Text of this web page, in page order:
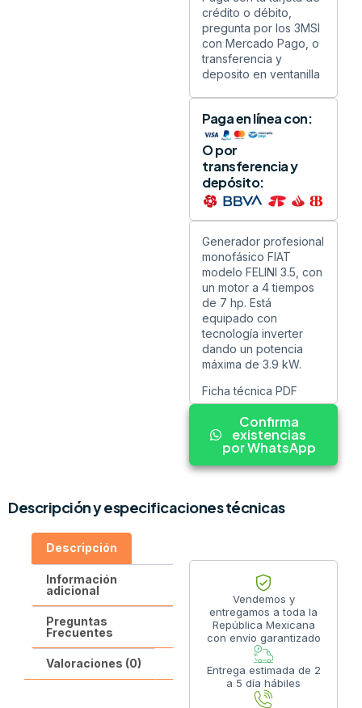
crédito o débito,
pregunta por los 3MSI
con Mercado Pago, o
transferencia y
deposito en ventanilla
Paga en línea con:
O por
transferencia y
depósito:
Generador profesional
monofásico FIAT
modelo FELINI 3.5, con
un motor a 4 tiempos
de 7 hp. Está
equipado con
tecnología inverter
dando un potencia
máxima de 3.9 kW.
Ficha técnica PDF
Confirma
existencias
por WhatsApp
Descripción y especificaciones técnicas
Descripción
Información
adicional
Preguntas
Frecuentes
Valoraciones (0)
Vendemos y
entregamos a toda la
República Mexicana
con envío garantizado
Entrega estimada de 2
a 5 día hábiles